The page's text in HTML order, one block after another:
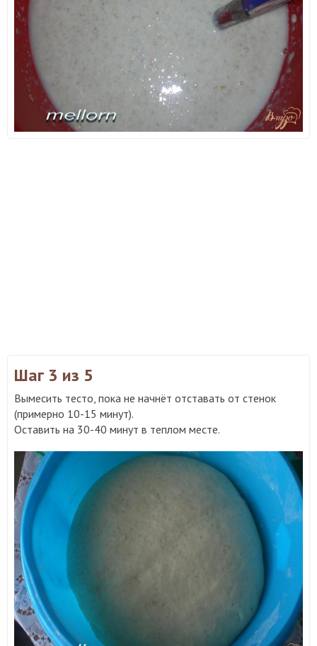
Шаг 3 из 5
Вымесить тесто, пока не начнёт отставать от стенок
(примерно 10-15 минут).
Оставить на 30-40 минут в теплом месте.